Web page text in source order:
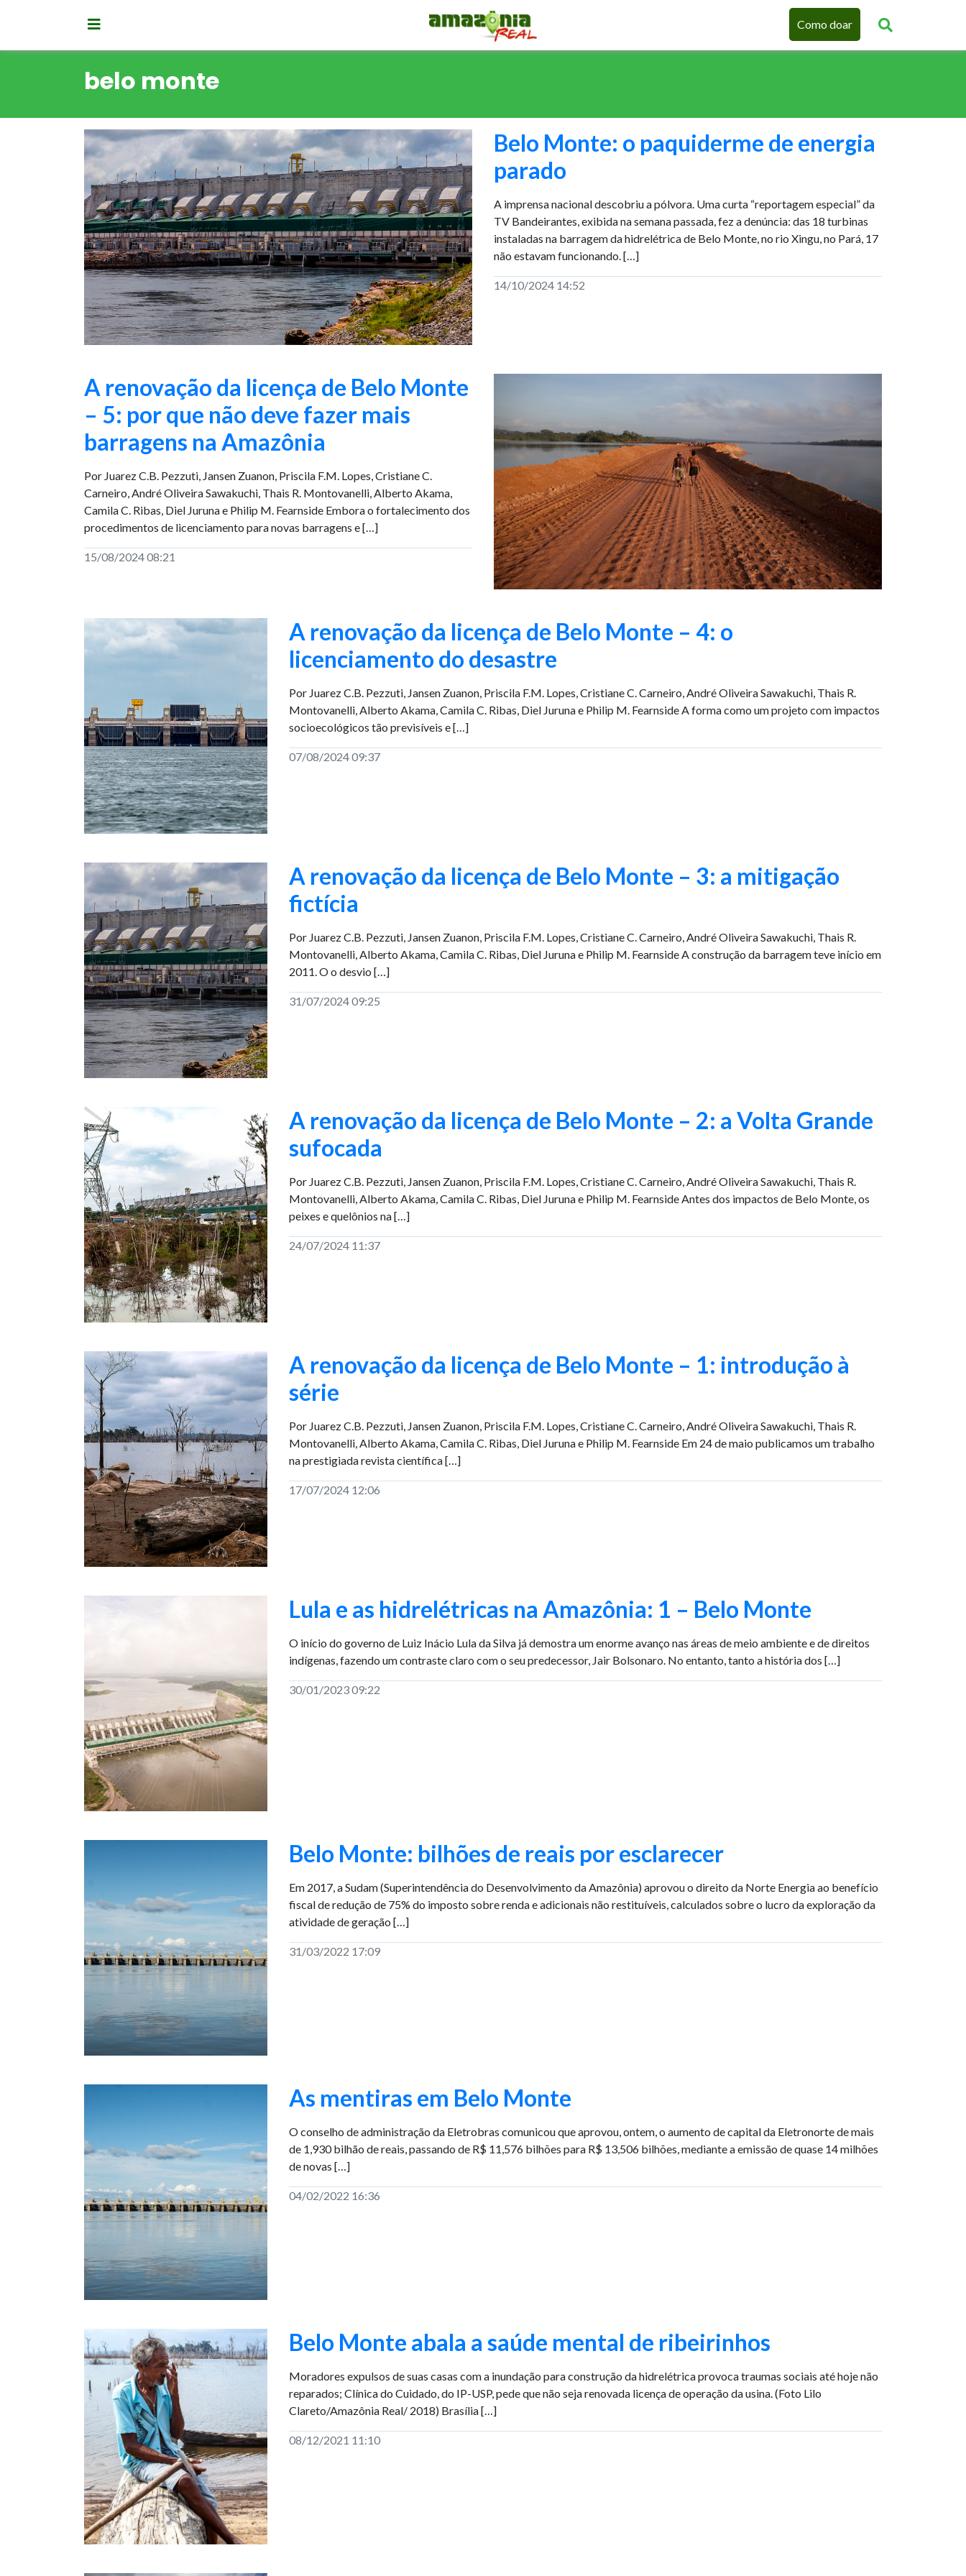
Como doar
belo monte
Belo Monte: o paquiderme de energia
parado
A imprensa nacional descobriu a pólvora. Uma curta “reportagem especial” da
TV Bandeirantes, exibida na semana passada, fez a denúncia: das 18 turbinas
instaladas na barragem da hidrelétrica de Belo Monte, no rio Xingu, no Pará, 17
não estavam funcionando. […]
14/10/2024 14:52
A renovação da licença de Belo Monte
– 5: por que não deve fazer mais
barragens na Amazônia
Por Juarez C.B. Pezzuti, Jansen Zuanon, Priscila F.M. Lopes, Cristiane C.
Carneiro, André Oliveira Sawakuchi, Thais R. Montovanelli, Alberto Akama,
Camila C. Ribas, Diel Juruna e Philip M. Fearnside Embora o fortalecimento dos
procedimentos de licenciamento para novas barragens e […]
15/08/2024 08:21
A renovação da licença de Belo Monte – 4: o
licenciamento do desastre
Por Juarez C.B. Pezzuti, Jansen Zuanon, Priscila F.M. Lopes, Cristiane C. Carneiro, André Oliveira Sawakuchi, Thais R.
Montovanelli, Alberto Akama, Camila C. Ribas, Diel Juruna e Philip M. Fearnside A forma como um projeto com impactos
socioecológicos tão previsíveis e […]
07/08/2024 09:37
A renovação da licença de Belo Monte – 3: a mitigação
fictícia
Por Juarez C.B. Pezzuti, Jansen Zuanon, Priscila F.M. Lopes, Cristiane C. Carneiro, André Oliveira Sawakuchi, Thais R.
Montovanelli, Alberto Akama, Camila C. Ribas, Diel Juruna e Philip M. Fearnside A construção da barragem teve início em
2011. O o desvio […]
31/07/2024 09:25
A renovação da licença de Belo Monte – 2: a Volta Grande
sufocada
Por Juarez C.B. Pezzuti, Jansen Zuanon, Priscila F.M. Lopes, Cristiane C. Carneiro, André Oliveira Sawakuchi, Thais R.
Montovanelli, Alberto Akama, Camila C. Ribas, Diel Juruna e Philip M. Fearnside Antes dos impactos de Belo Monte, os
peixes e quelônios na […]
24/07/2024 11:37
A renovação da licença de Belo Monte – 1: introdução à
série
Por Juarez C.B. Pezzuti, Jansen Zuanon, Priscila F.M. Lopes, Cristiane C. Carneiro, André Oliveira Sawakuchi, Thais R.
Montovanelli, Alberto Akama, Camila C. Ribas, Diel Juruna e Philip M. Fearnside Em 24 de maio publicamos um trabalho
na prestigiada revista científica […]
17/07/2024 12:06
Lula e as hidrelétricas na Amazônia: 1 – Belo Monte
O início do governo de Luiz Inácio Lula da Silva já demostra um enorme avanço nas áreas de meio ambiente e de direitos
indígenas, fazendo um contraste claro com o seu predecessor, Jair Bolsonaro. No entanto, tanto a história dos […]
30/01/2023 09:22
Belo Monte: bilhões de reais por esclarecer
Em 2017, a Sudam (Superintendência do Desenvolvimento da Amazônia) aprovou o direito da Norte Energia ao benefício
fiscal de redução de 75% do imposto sobre renda e adicionais não restituíveis, calculados sobre o lucro da exploração da
atividade de geração […]
31/03/2022 17:09
As mentiras em Belo Monte
O conselho de administração da Eletrobras comunicou que aprovou, ontem, o aumento de capital da Eletronorte de mais
de 1,930 bilhão de reais, passando de R$ 11,576 bilhões para R$ 13,506 bilhões, mediante a emissão de quase 14 milhões
de novas […]
04/02/2022 16:36
Belo Monte abala a saúde mental de ribeirinhos
Moradores expulsos de suas casas com a inundação para construção da hidrelétrica provoca traumas sociais até hoje não
reparados; Clínica do Cuidado, do IP-USP, pede que não seja renovada licença de operação da usina. (Foto Lilo
Clareto/Amazônia Real/ 2018) Brasília […]
08/12/2021 11:10